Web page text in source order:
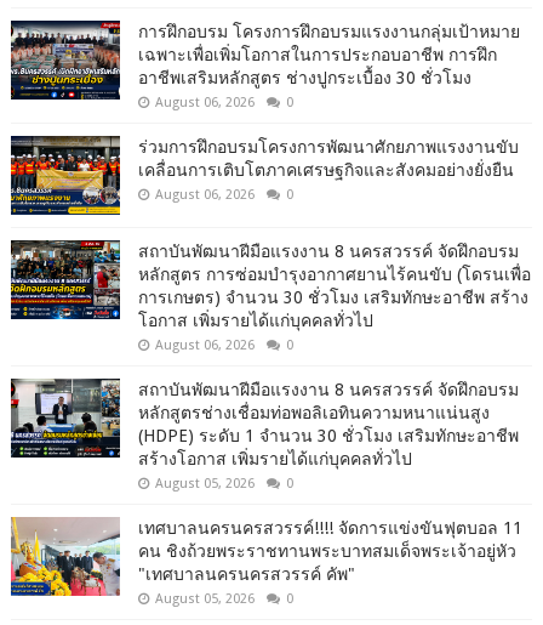
การฝึกอบรม โครงการฝึกอบรมแรงงานกลุ่มเป้าหมาย
เฉพาะเพื่อเพิ่มโอกาสในการประกอบอาชีพ การฝึก
อาชีพเสริมหลักสูตร ช่างปูกระเบื้อง 30 ชั่วโมง
August 06, 2026 0
ร่วมการฝึกอบรมโครงการพัฒนาศักยภาพแรงงานขับ
เคลื่อนการเติบโตภาคเศรษฐกิจและสังคมอย่างยั่งยืน
August 06, 2026 0
สถาบันพัฒนาฝีมือแรงงาน 8 นครสวรรค์ จัดฝึกอบรม
หลักสูตร การซ่อมบำรุงอากาศยานไร้คนขับ (โดรนเพื่อ
การเกษตร) จำนวน 30 ชั่วโมง เสริมทักษะอาชีพ สร้าง
โอกาส เพิ่มรายได้แก่บุคคลทั่วไป
August 06, 2026 0
สถาบันพัฒนาฝีมือแรงงาน 8 นครสวรรค์ จัดฝึกอบรม
หลักสูตรช่างเชื่อมท่อพอลิเอทินความหนาแน่นสูง
(HDPE) ระดับ 1 จำนวน 30 ชั่วโมง เสริมทักษะอาชีพ
สร้างโอกาส เพิ่มรายได้แก่บุคคลทั่วไป
August 05, 2026 0
เทศบาลนครนครสวรรค์!!!! จัดการแข่งขันฟุตบอล 11
คน ชิงถ้วยพระราชทานพระบาทสมเด็จพระเจ้าอยู่หัว
"เทศบาลนครนครสวรรค์ คัพ"
August 05, 2026 0